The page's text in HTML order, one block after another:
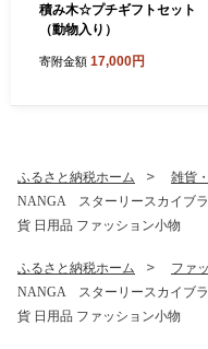
積み木☆プチギフトセット
（動物入り）
寄附金額 17,000円
ふるさと納税ホーム 雑貨
NANGA スターリースカイブラ
貨 日用品 ファッション小物
ふるさと納税ホーム ファ
NANGA スターリースカイブラ
貨 日用品 ファッション小物